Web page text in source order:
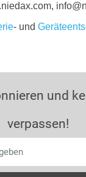
- und
und
verpassen!